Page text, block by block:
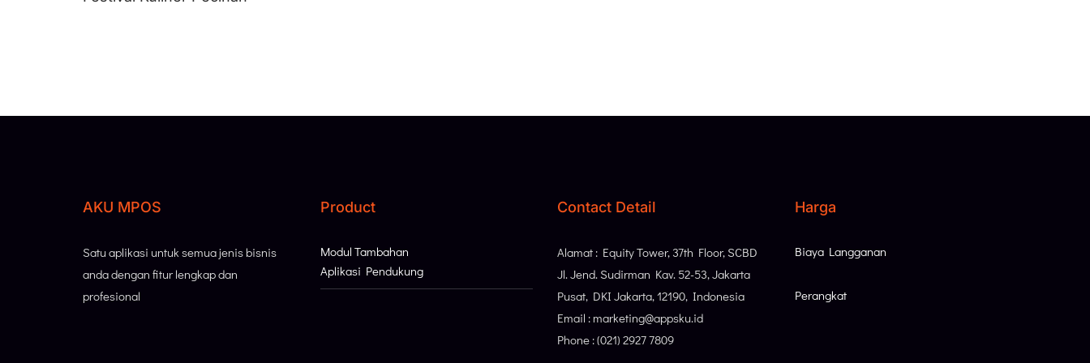
AKU MPOS
Satu aplikasi untuk semua jenis bisnis
anda dengan fitur lengkap dan
profesional
Product
Modul Tambahan
Aplikasi Pendukung
Contact Detail
Alamat : Equity Tower, 37th Floor, SCBD
Jl. Jend. Sudirman Kav. 52-53, Jakarta
Pusat, DKI Jakarta, 12190, Indonesia
Email : marketing@appsku.id
Phone : (021) 2927 7809
Harga
Biaya Langganan
Perangkat